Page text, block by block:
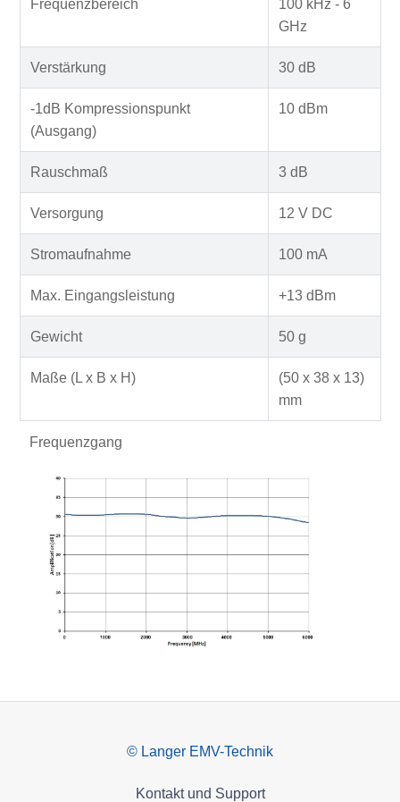
Frequenzbereich
100 kHz - 6
GHz
Verstärkung 30 dB
-1dB Kompressionspunkt
(Ausgang)
10 dBm
Rauschmaß 3 dB
Versorgung 12 V DC
Stromaufnahme 100 mA
Max. Eingangsleistung +13 dBm
Gewicht 50 g
Maße (L x B x H)
(50 x 38 x 13)
mm
Frequenzgang
© Langer EMV-Technik
Kontakt und Support